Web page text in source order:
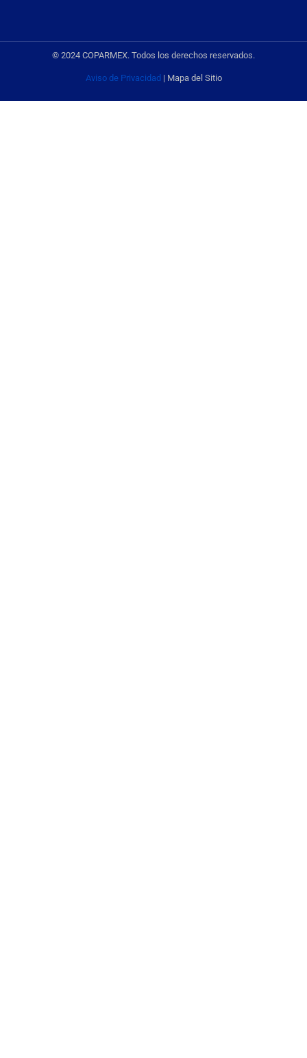
© 2024 COPARMEX. Todos los derechos reservados.
Aviso de Privacidad| Mapa del Sitio